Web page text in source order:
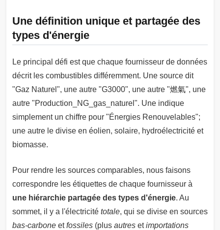
Une définition unique et partagée des
types d'énergie
Le principal défi est que chaque fournisseur de données
décrit les combustibles différemment. Une source dit
"Gaz Naturel", une autre "G3000", une autre "燃氣", une
autre "Production_NG_gas_naturel". Une indique
simplement un chiffre pour "Énergies Renouvelables";
une autre le divise en éolien, solaire, hydroélectricité et
biomasse.
Pour rendre les sources comparables, nous faisons
correspondre les étiquettes de chaque fournisseur à
une hiérarchie partagée des types d'énergie. Au
sommet, il y a l'électricité totale, qui se divise en sources
bas-carbone etfossiles (plus autres etimportations